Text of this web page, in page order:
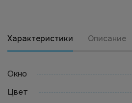
Характеристики Описание
Окно
Цвет